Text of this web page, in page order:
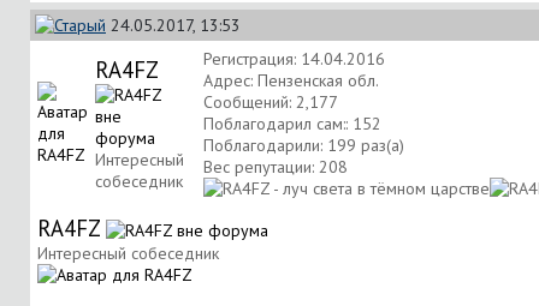
24.05.2017, 13:53
RA4FZ
Интересный
собеседник
Регистрация: 14.04.2016
Адрес: Пензенская обл.
Сообщений: 2,177
Поблагодарил сам:: 152
Поблагодарили: 199 раз(а)
Вес репутации: 208
RA4FZ
Интересный собеседник